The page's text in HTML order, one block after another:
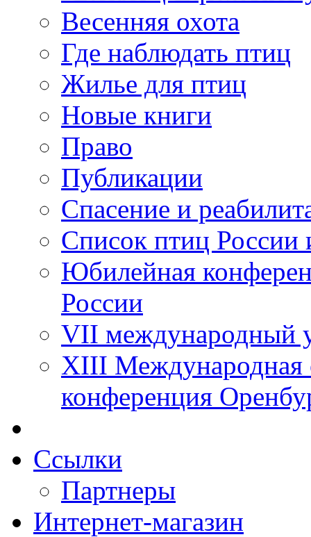
Весенняя охота
Где наблюдать птиц
Жилье для птиц
Новые книги
Право
Публикации
Спасение и
Список птиц России
Юбилейная
России
VII международный
XIII Международная
конференция
Ссылки
Партнеры
Интернет-магазин